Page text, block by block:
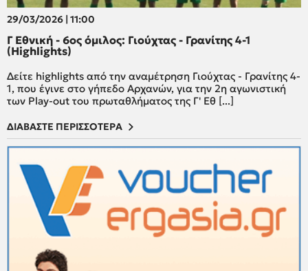
29/03/2026 | 11:00
Γ Εθνική - 6ος όμιλος: Γιούχτας - Γρανίτης 4-1
(Highlights)
Δείτε highlights από την αναμέτρηση Γιούχτας - Γρανίτης 4-
1, που έγινε στο γήπεδο Αρχανών, για την 2η αγωνιστική
των Play-out του πρωταθλήματος της Γ' Εθ [...]
ΔΙΑΒΑΣΤΕ ΠΕΡΙΣΣΟΤΕΡΑ